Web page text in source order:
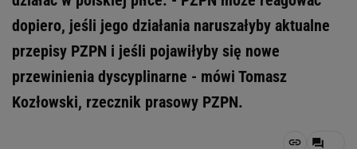
dopiero, jeśli jego działania naruszałyby aktualne
przepisy PZPN i jeśli pojawiłyby się nowe
przewinienia dyscyplinarne - mówi Tomasz
Kozłowski, rzecznik prasowy PZPN.